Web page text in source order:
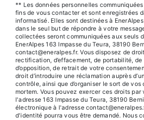
** Les données personnelles
fins de vous contacter et sont enregistrées
informatisé. Elles sont destinées à
dans le seul but de répondre à votre
collectées seront communiquées aux seuls
EnerAlpes 163 Impasse du Teura, 38190
contact@eneralpes.fr. Vous disposez de
rectification, d’effacement, de portabilité,
d’opposition, de retrait de votre
droit d’introduire une réclamation auprès
contrôle, ainsi que d’organiser le sort de vos
mortem. Vous pouvez exercer ces droits par
l'adresse 163 Impasse du Teura, 38190
électronique à l'adresse
d'identité pourra vous être demandé. Nous